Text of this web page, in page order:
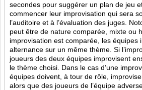
secondes pour suggérer un plan de jeu
commencer leur improvisation qui sera
l’auditoire et à l’évaluation des juges.
peut être de nature comparée, mixte ou
improvisation est comparée, les équipes
alternance sur un même thème. Si
joueurs des deux équipes improvisent
le thème choisi. Dans le cas d’une
équipes doivent, à tour de rôle,
alors que des joueurs de l’équipe